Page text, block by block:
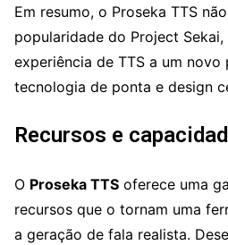
Em resumo, o Proseka TTS
popularidade do Project
experiência de TTS a um novo
tecnologia de ponta e design
Recursos e
O Proseka TTS oferece uma
recursos que o tornam uma
a geração de fala realista.